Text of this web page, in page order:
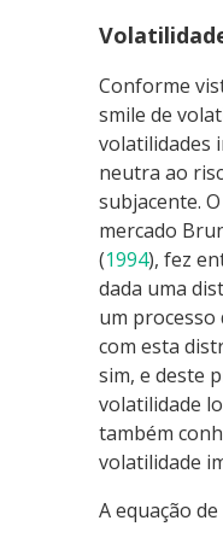
Conforme
smile de
volatilidades
neutra ao
subjacente.
mercado
(1994), fez
dada uma
um processo
com esta
sim, e deste
volatilidade
também
volatilidade
A equação